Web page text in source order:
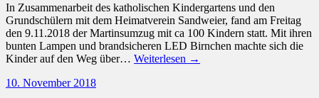
In Zusammenarbeit des katholischen Kindergartens und den
Grundschülern mit dem Heimatverein Sandweier, fand am Freitag
den 9.11.2018 der Martinsumzug mit ca 100 Kindern statt. Mit ihren
bunten Lampen und brandsicheren LED Birnchen machte sich die
Kinder auf den Weg über… Weiterlesen →
10. November 2018